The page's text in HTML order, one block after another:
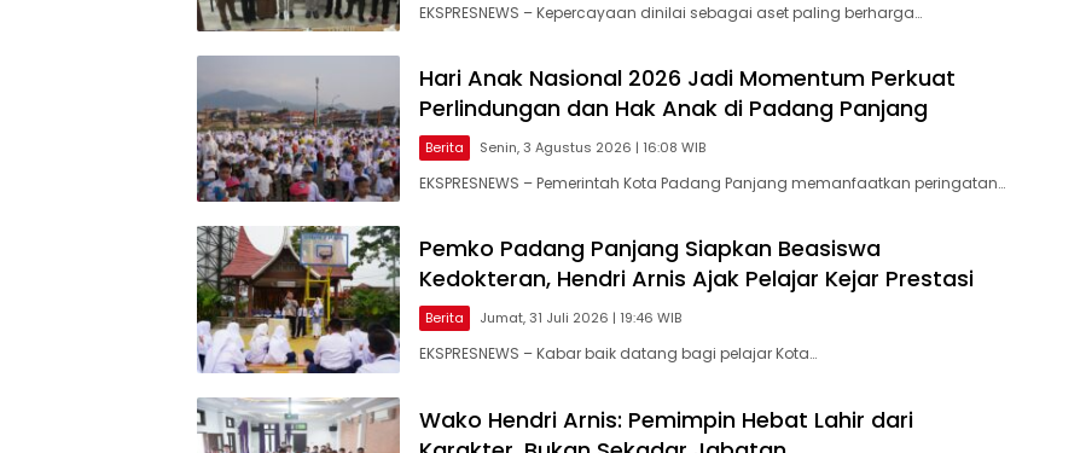
EKSPRESNEWS – Kepercayaan dinilai sebagai aset paling berharga…
Hari Anak Nasional 2026 Jadi Momentum Perkuat
Perlindungan dan Hak Anak di Padang Panjang
Berita Senin, 3 Agustus 2026 | 16:08 WIB
EKSPRESNEWS – Pemerintah Kota Padang Panjang memanfaatkan peringatan…
Pemko Padang Panjang Siapkan Beasiswa
Kedokteran, Hendri Arnis Ajak Pelajar Kejar Prestasi
Berita Jumat, 31 Juli 2026 | 19:46 WIB
EKSPRESNEWS – Kabar baik datang bagi pelajar Kota…
Wako Hendri Arnis: Pemimpin Hebat Lahir dari